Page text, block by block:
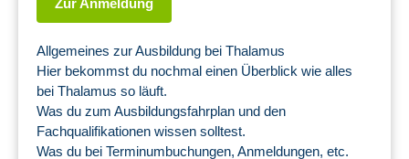
Zur Anmeldung
Allgemeines zur Ausbildung bei Thalamus
Hier bekommst du nochmal einen Überblick wie alles
bei Thalamus so läuft.
Was du zum Ausbildungsfahrplan und den
Fachqualifikationen wissen solltest.
Was du bei Terminumbuchungen, Anmeldungen, etc.